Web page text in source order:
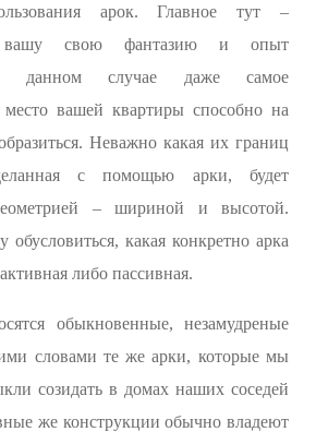
арок. Главное тут –
вашу свою фантазию и опыт
В данном случае даже самое
место вашей квартиры способно на
Неважно какая их границ
с помощью арки, будет
– шириной и высотой.
обусловиться, какая конкретно арка
либо пассивная.
обыкновенные, незамудреные
словами те же арки, которые мы
созидать в домах наших соседей
же конструкции обычно владеют